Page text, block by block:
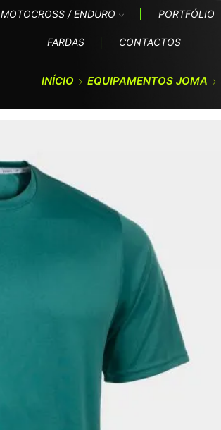
MOTOCROSS / ENDURO PORTFÓLIO
FARDAS CONTACTOS
INÍCIO EQUIPAMENTOS JOMA